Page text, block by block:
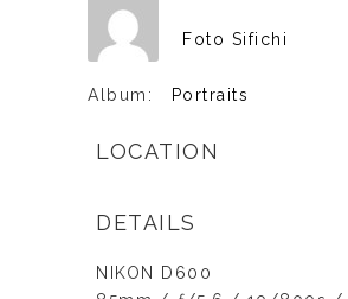
Foto Sifichi
Album: Portraits
LOCATION
DETAILS
NIKON D600